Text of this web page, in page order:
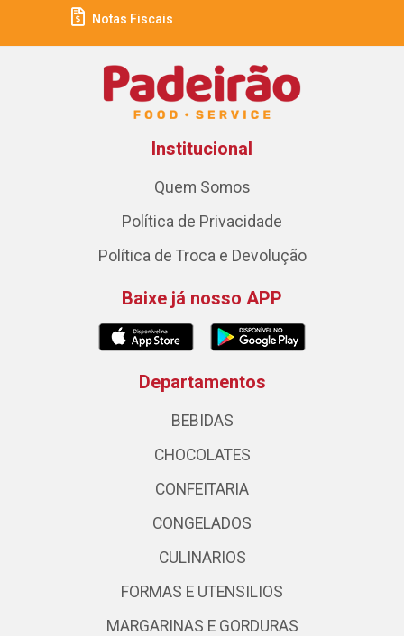
Notas Fiscais
Institucional
Quem Somos
Política de Privacidade
Política de Troca e Devolução
Baixe já nosso APP
Departamentos
BEBIDAS
CHOCOLATES
CONFEITARIA
CONGELADOS
CULINARIOS
FORMAS E UTENSILIOS
MARGARINAS E GORDURAS